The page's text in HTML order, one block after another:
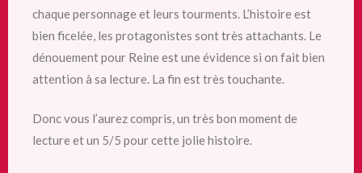
chaque personnage et leurs tourments. L’histoire est
bien ficelée, les protagonistes sont très attachants. Le
dénouement pour Reine est une évidence si on fait bien
attention à sa lecture. La fin est très touchante.
Donc vous l’aurez compris, un très bon moment de
lecture et un 5/5 pour cette jolie histoire.